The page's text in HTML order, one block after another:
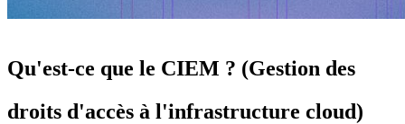
Qu'est-ce que le CIEM ? (Gestion des
droits d'accès à l'infrastructure cloud)